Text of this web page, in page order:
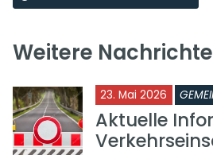
Weitere
23. Mai 2026
Aktuelle